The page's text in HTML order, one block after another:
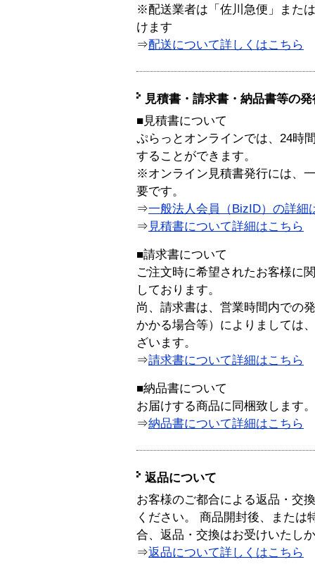
※配送業者は「佐川急便」また
けます
⇒配送について詳しくはこちら
見積書・請求書・納品書等の
■見積書について
ぷらっとオンラインでは、24時
することができます。
※オンライン見積書発行には、
要です。
⇒一般法人会員（BizID）の詳細
⇒ 見積書について詳細はこちら
■請求書について
ご注文時に希望されたお客様に
しております。
尚、請求書は、営業時間内での
かかる場合等）によりましては
ざいます。
⇒請求書について詳細はこちら
■納品書について
お届けする商品に同梱致します。
⇒納品書について詳細はこちら
返品について
お客様のご都合による返品・交
ください。 商品開封後、または
合、返品・交換はお受けいたし
⇒返品について詳しくはこちら